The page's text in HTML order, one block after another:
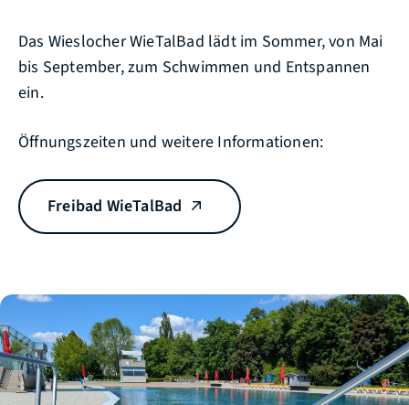
Das Wieslocher WieTalBad lädt im Sommer, von Mai
bis September, zum Schwimmen und Entspannen
ein.
Öffnungszeiten und weitere Informationen:
Freibad WieTalBad